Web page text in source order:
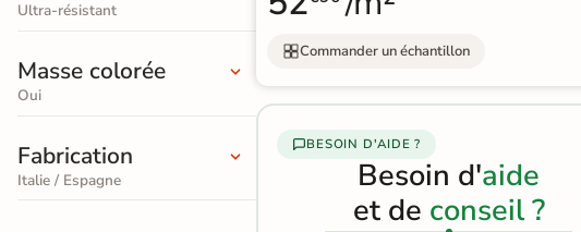
effet
naturelle
effet
béton
en
réel
références
et gratuit
Tester le
Ultra-résistant
Masse colorée
Oui
Fabrication
Italie / Espagne
Commander un échantillon
BESOIN D'AIDE ?
Besoin d'aide
et de conseil ?